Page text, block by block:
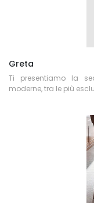
Greta
Ti presentiamo la
moderne, tra le più